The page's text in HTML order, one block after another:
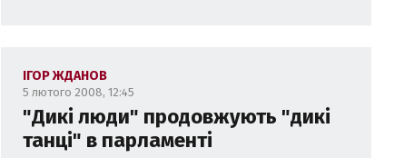
ІГОР ЖДАНОВ
5 лютого 2008, 12:45
"Дикі люди" продовжують "дикі
танці" в парламенті